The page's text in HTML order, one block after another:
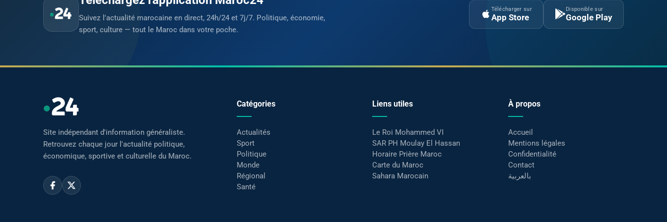
Suivez l'actualité marocaine en direct, 24h/24 et 7j/7. Politique, économie,
sport, culture — tout le Maroc dans votre poche.
Télécharger sur
App Store
Disponible sur
Google Play
Site indépendant d'information généraliste.
Retrouvez chaque jour l'actualité politique,
économique, sportive et culturelle du Maroc.
Catégories
Actualités
Sport
Politique
Monde
Régional
Santé
Liens utiles
Le Roi Mohammed VI
SAR PH Moulay El Hassan
Horaire Prière Maroc
Carte du Maroc
Sahara Marocain
À propos
Accueil
Mentions légales
Confidentialité
Contact
بالعربية